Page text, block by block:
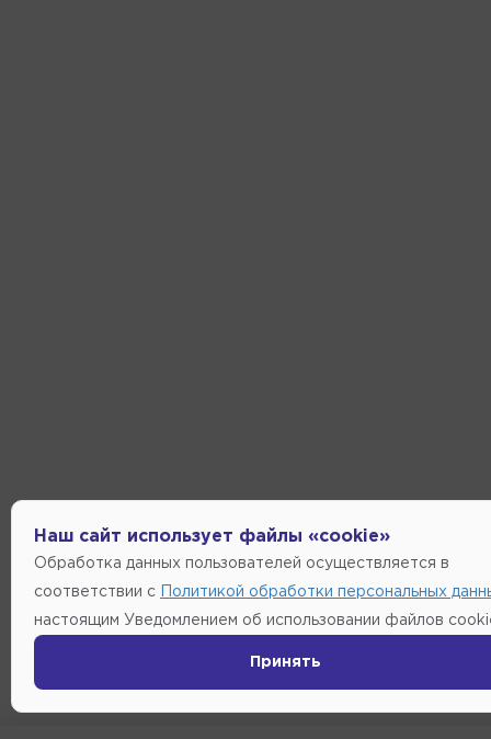
Наш сайт использует файлы «cookie»
Обработка данных пользователей осуществляется в
соответствии с Политикой обработки персональных
настоящим Уведомлением об использовании файлов
Принять